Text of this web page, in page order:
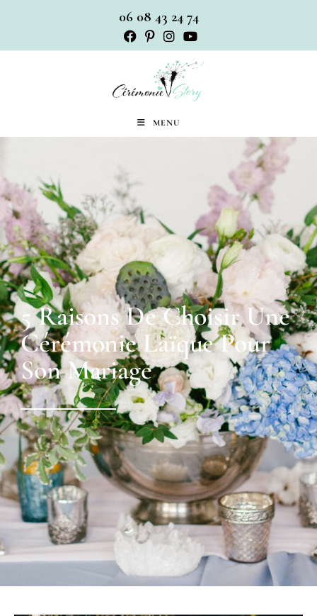
06 08 43 24 74
MENU
5 Raisons De Choisir Une
Cérémonie Laïque Pour
Son Mariage